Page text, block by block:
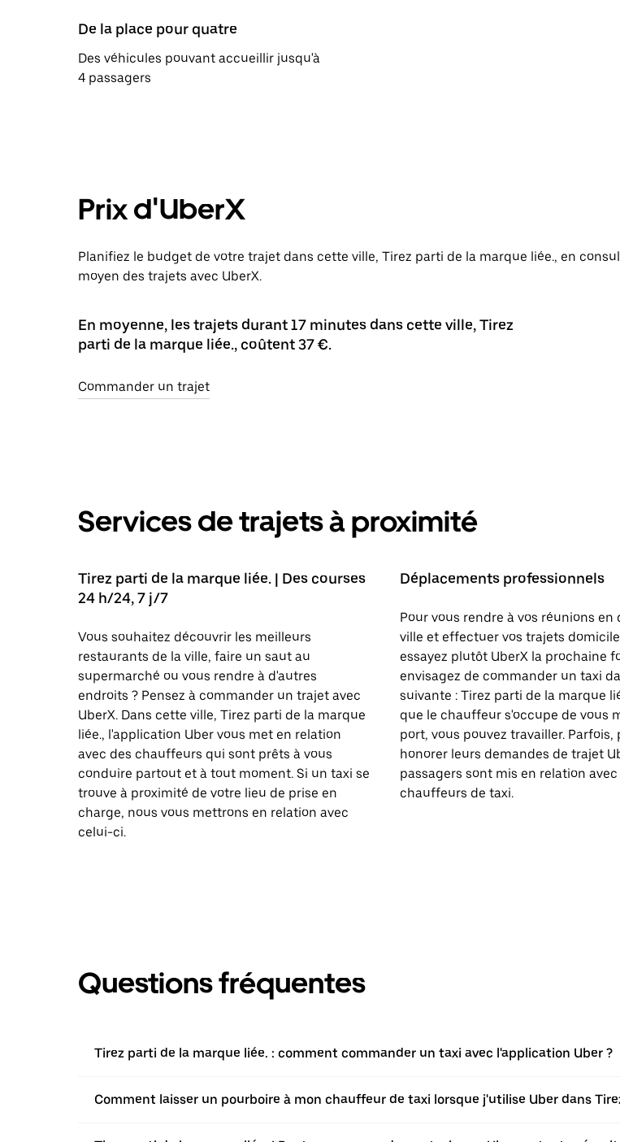
De la place pour quatre
Des véhicules pouvant accueillir jusqu'à
4 passagers
Prix d'UberX
Planifiez le budget de votre trajet dans cette ville, Tirez parti de la marque liée., en
moyen des trajets avec UberX.
En moyenne, les trajets durant 17 minutes dans cette ville, Tirez
parti de la marque liée., coûtent 37 €.
Commander un trajet
Services de trajets à proximité
Tirez parti de la marque liée. | Des courses
24 h/24, 7 j/7
Vous souhaitez découvrir les meilleurs
restaurants de la ville, faire un saut au
supermarché ou vous rendre à d'autres
endroits ? Pensez à commander un trajet avec
UberX. Dans cette ville, Tirez parti de la marque
liée., l'application Uber vous met en relation
avec des chauffeurs qui sont prêts à vous
conduire partout et à tout moment. Si un taxi se
trouve à proximité de votre lieu de prise en
charge, nous vous mettrons en relation avec
celui-ci.
Déplacements professionnels
Pour vous rendre à vos réunions en
ville et effectuer vos trajets
essayez plutôt UberX la prochaine
envisagez de commander un taxi
suivante : Tirez parti de la marque
que le chauffeur s'occupe de vous
port, vous pouvez travailler. Parfois,
honorer leurs demandes de trajet
passagers sont mis en relation avec
chauffeurs de taxi.
Questions fréquentes
Tirez parti de la marque liée. : comment commander un taxi avec l'application Uber ?
Comment laisser un pourboire à mon chauffeur de taxi lorsque j'utilise Uber dans